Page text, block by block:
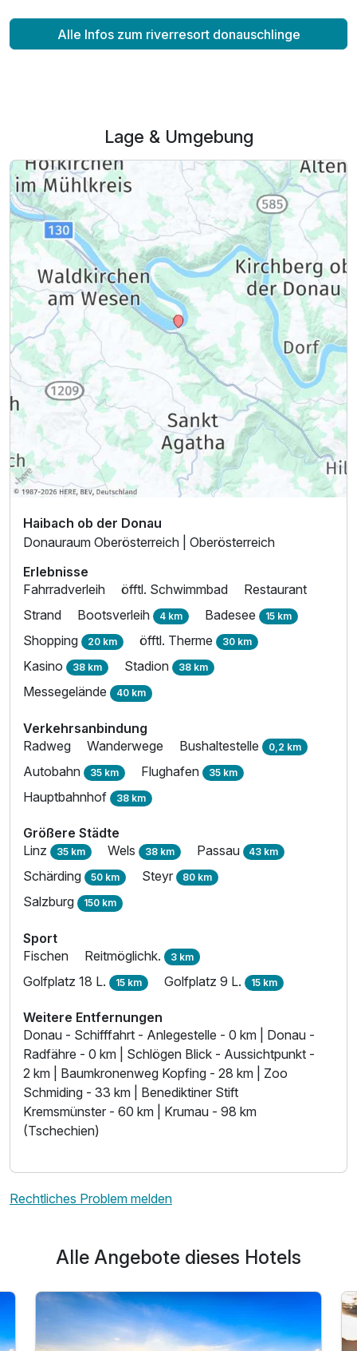
Alle Infos zum riverresort donauschlinge
Lage & Umgebung
Haibach ob der Donau
Donauraum Oberösterreich | Oberösterreich
Erlebnisse
Fahrradverleih
öfftl. Schwimmbad
Restaurant
Strand
Bootsverleih 4 km Badesee 15 km
Shopping 20 km öfftl. Therme 30 km
Kasino 38 km Stadion 38 km
Messegelände 40 km
Verkehrsanbindung
Radweg
Wanderwege Bushaltestelle 0,2 km
Autobahn 35 km Flughafen 35 km
Hauptbahnhof 38 km
Größere Städte
Linz 35 km Wels 38 km Passau 43 km
Schärding 50 km Steyr 80 km
Salzburg 150 km
Sport
Fischen
Reitmöglichk. 3 km
Golfplatz 18 L. 15 km Golfplatz 9 L. 15 km
Weitere Entfernungen
Donau - Schifffahrt - Anlegestelle - 0 km | Donau -
Radfähre - 0 km | Schlögen Blick - Aussichtpunkt -
2 km | Baumkronenweg Kopfing - 28 km | Zoo
Schmiding - 33 km | Benediktiner Stift
Kremsmünster - 60 km | Krumau - 98 km
(Tschechien)
Rechtliches Problem melden
Alle Angebote dieses Hotels